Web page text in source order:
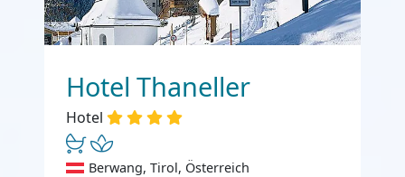
Hotel Thaneller
Hotel
Berwang, Tirol, Österreich